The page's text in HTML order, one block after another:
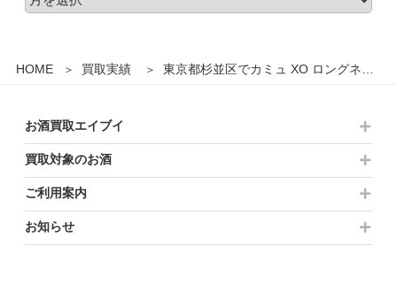
HOME 買取実績 東京都杉並区でカミュ XO ロングネック コニャック ブランデー 1500mlを10,000円でお買取りさせていただきました。
お酒買取エイブイ
買取対象のお酒
ご利用案内
お知らせ